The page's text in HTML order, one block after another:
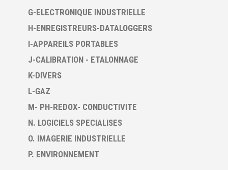
G-ELECTRONIQUE INDUSTRIELLE
H-ENREGISTREURS-DATALOGGERS
I-APPAREILS PORTABLES
J-CALIBRATION - ETALONNAGE
K-DIVERS
L-GAZ
M- PH-REDOX- CONDUCTIVITE
N. LOGICIELS SPECIALISES
O. IMAGERIE INDUSTRIELLE
P. ENVIRONNEMENT